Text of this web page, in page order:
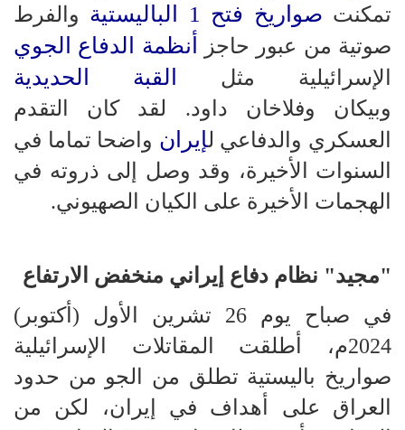
تمكنت صواريخ فتح 1 الباليستية
والفرط
صوتية من عبور حاجز
أنظمة الدفاع الجوي
الإسرائيلية مثل القبة الحديدية
وبيكان وفلاخان داود. لقد كان التقدم
العسكري والدفاعي لإيران واضحا تماما في
السنوات الأخيرة، وقد وصل إلى ذروته في
الهجمات الأخيرة على الكيان الصهيوني.
"مجيد" نظام دفاع إيراني منخفض الارتفاع
في صباح يوم 26 تشرين الأول (أكتوبر)
2024م، أطلقت المقاتلات الإسرائيلية
صواريخ باليستية تطلق من الجو من حدود
العراق على أهداف في إيران، لكن من